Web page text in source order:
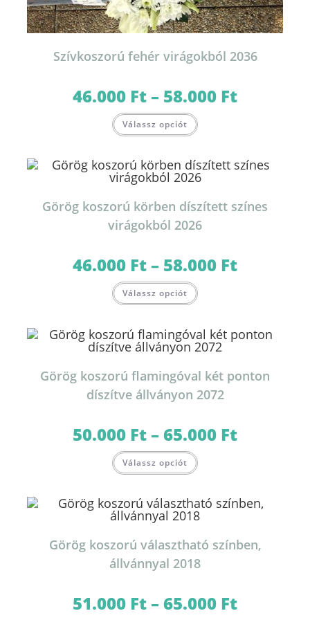
Szívkoszorú fehér virágokból 2036
46.000 Ft– 58.000 Ft46.000 Ft
Válassz opciót a
van.
A
változatok
termékoldalon
választhatók
ki
Görög koszorú körben díszített színes
virágokból 2026
46.000 Ft– 58.000 Ft46.000 Ft
Válassz opciót a
van.
A
változatok
termékoldalon
választhatók
ki
Görög koszorú flamingóval két ponton
díszítve állványon 2072
50.000 Ft–65.000 Ft50.000 Ft
Válassz opciót a
van.
A
változatok
termékoldalon
választhatók
ki
Görög koszorú választható színben,
állvánnyal 2018
51.000 Ft–65.000 Ft51.000 Ft